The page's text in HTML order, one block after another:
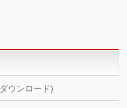
ウンロード)